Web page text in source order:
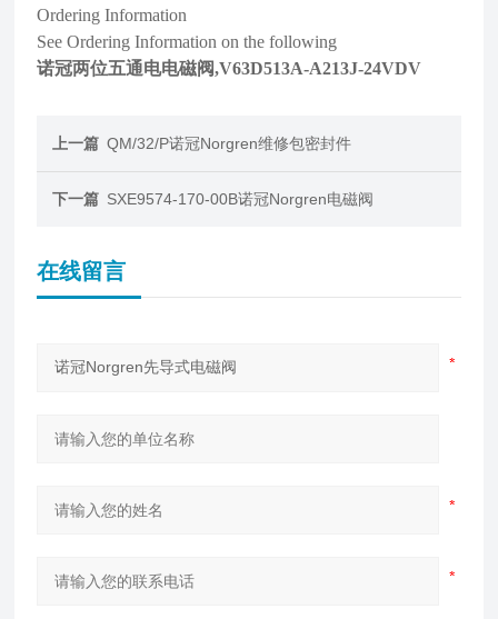
Ordering Information
See Ordering Information on the following
诺冠两位五通电电磁阀,V63D513A-A213J-24VDV
上一篇 QM/32/P诺冠Norgren维修包密封件
下一篇 SXE9574-170-00B诺冠Norgren电磁阀
在线留言